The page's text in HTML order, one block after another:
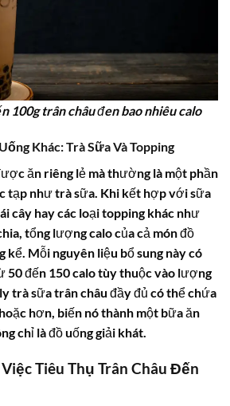
100g trân châu đen bao nhiêu calo
Khác: Trà Sữa Và Topping
ăn riêng lẻ mà thường là một phần
tạp như trà sữa. Khi kết hợp với sữa
cây hay các loại topping khác như
tổng lượng calo của cả món đồ
kể. Mỗi nguyên liệu bổ sung này có
50 đến 150 calo tùy thuộc vào lượng
trà sữa trân châu đầy đủ có thể chứa
hơn, biến nó thành một bữa ăn
chỉ là đồ uống giải khát.
Tiêu Thụ Trân Châu Đến